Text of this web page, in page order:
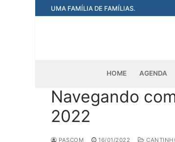
Pular
para
UMA FAMÍLIA DE FAMÍLIAS.
HOME AGENDA
Navegando
2022
PASCOM 16/01/2022